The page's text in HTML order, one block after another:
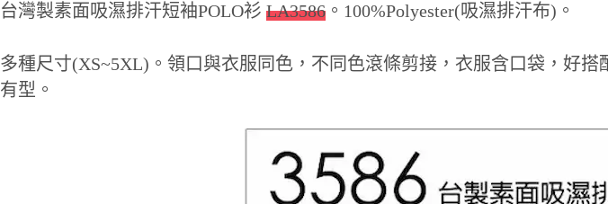
台灣製素面吸濕排汗短袖POLO衫 LA3586 。100%Polyester(吸濕排汗布)。
多種尺寸(XS~5XL)。領口與衣服同色，不同色滾條剪接，衣服含口袋，好
有型。